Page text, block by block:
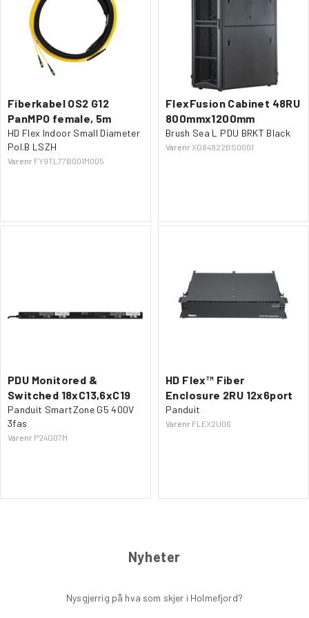
Fiberkabel OS2 G12
PanMPO female, 5m
HD Flex Indoor Small Diameter
Pol.B LSZH
Varenr FY9TL77B001M005
FlexFusion Cabinet 48RU
800mmx1200mm
Brush Sea L PDU BRKT Black
Varenr XG84822BS0001
PDU Monitored &
Switched 18xC13,6xC19
Panduit SmartZone G5 400V
3fas
Varenr P24G07M
HD Flex™ Fiber
Enclosure 2RU 12x6port
Panduit
Varenr FLEX2U06
Nyheter
Nysgjerrig på hva som skjer i Holmefjord?